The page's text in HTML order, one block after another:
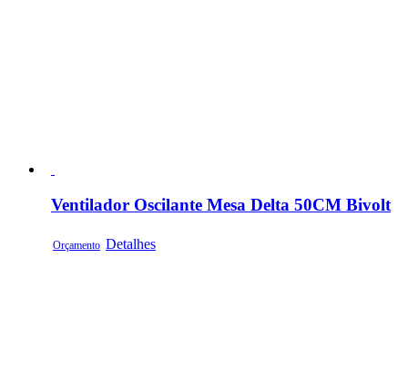
Ventilador Oscilante Mesa Delta 50CM Bivolt
Orçamento Detalhes